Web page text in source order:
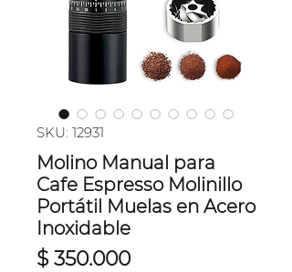
SKU: 12931
Molino Manual para
Cafe Espresso Molinillo
Portátil Muelas en Acero
Inoxidable
$ 350.000Precio